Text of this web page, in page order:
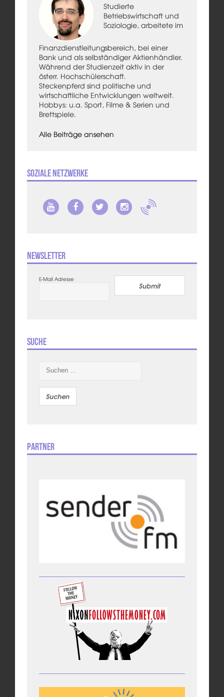
Studierte
Betriebswirtschaft und
Soziologie, arbeitete im
Finanzdienstleitungsbereich, bei einer
Bank und als selbständiger Aktienhändler.
Während der Studienzeit aktiv in der
österr. Hochschülerschaft.
Steckenpferd sind politische und
wirtschaftliche Entwicklungen weltweit.
Hobbys: u.a. Sport, Filme & Serien und
Brettspiele.
Alle Beiträge ansehen
Soziale Netzwerke
Newsletter
E-Mail Adresse
Submit
Suche
nach:
Partner